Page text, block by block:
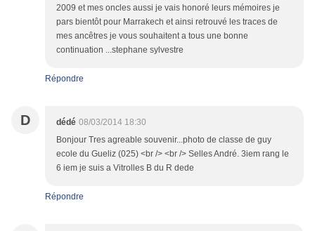
2009 et mes oncles aussi je vais honoré leurs mémoires je
pars bientôt pour Marrakech et ainsi retrouvé les traces de
mes ancêtres je vous souhaitent a tous une bonne
continuation ...stephane sylvestre
Répondre
D dédé 08/03/2014 18:30
Bonjour Tres agreable souvenir...photo de classe de guy
ecole du Gueliz (025) <br /> <br /> Selles André. 3iem rang le
6 iem je suis a Vitrolles B du R dede
Répondre